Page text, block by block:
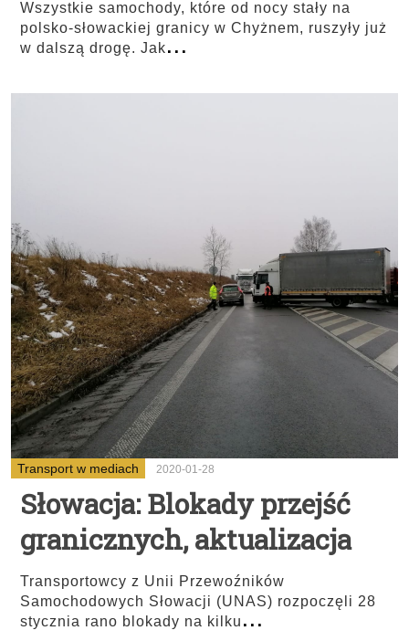
Wszystkie samochody, które od nocy stały na
polsko-słowackiej granicy w Chyżnem, ruszyły już
w dalszą drogę. Jak...
Transport w mediach 2020-01-28
Słowacja: Blokady przejść
granicznych, aktualizacja
Transportowcy z Unii Przewoźników
Samochodowych Słowacji (UNAS) rozpoczęli 28
stycznia rano blokady na kilku...